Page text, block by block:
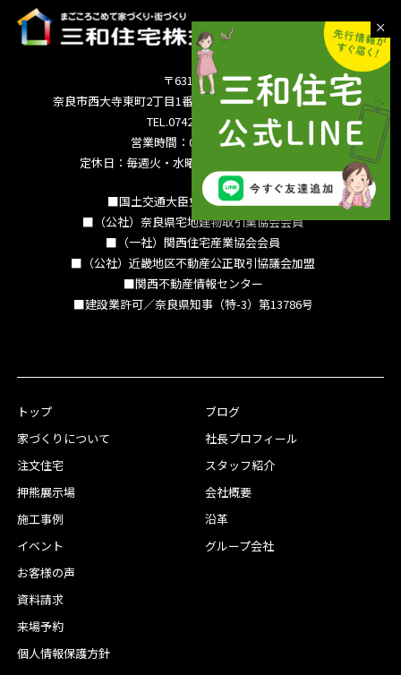
〒631-0821
奈良市西大寺東町2丁目1番63号サンワシティ西大寺5F
TEL.0742-36-3035
営業時間：09:00～18:00
定休日：毎週火・水曜日 夏季休暇 年末年始
■国土交通大臣免許（15）994号
■（公社）奈良県宅地建物取引業協会会員
■（一社）関西住宅産業協会会員
■（公社）近畿地区不動産公正取引協議会加盟
■関西不動産情報センター
■建設業許可／奈良県知事（特-3）第13786号
トップ
家づくりについて
注文住宅
押熊展示場
施工事例
イベント
お客様の声
ブログ
社長プロフィール
スタッフ紹介
会社概要
沿革
グループ会社
資料請求
来場予約
個人情報保護方針